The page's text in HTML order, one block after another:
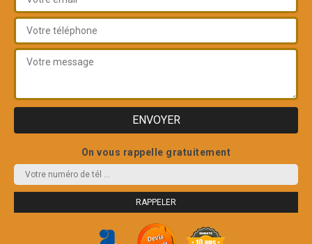
On vous rappelle gratuitement